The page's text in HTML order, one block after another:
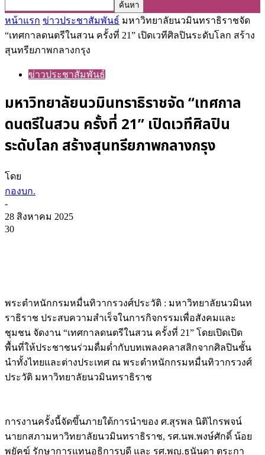
หน้าแรก ข่าวประชาสัมพันธ์ มหาวิทยาลัยนวมินทราธิราชจัด
“เทศกาลดนตรีในสวน ครั้งที่ 21” เปิดเวทีศิลปินระดับโลก สร้าง
สุนทรียภาพกลางกรุง
ข่าวประชาสัมพันธ์
มหาวิทยาลัยนวมินทราธิราชจัด “เทศกาล
ดนตรีในสวน ครั้งที่ 21” เปิดเวทีศิลปิน
ระดับโลก สร้างสุนทรียภาพกลางกรุง
โดย
กองบก.
-
28 สิงหาคม 2025
30
พระตำหนักกรมหมื่นทิวากรวงศ์ประวัติ : มหาวิทยาลัยนวมินท
ราธิราช ประสบความสำเร็จในการกิจกรรมเพื่อสังคมและ
ชุมชน จัดงาน “เทศกาลดนตรีในสวน ครั้งที่ 21” โดยเปิดเปิด
พื้นที่ให้ประชาชนร่วมดื่มด่ำกับบทเพลงคลาสสิกจากศิลปินชั้น
นำทั้งไทยและต่างประเทศ ณ พระตำหนักกรมหมื่นทิวากรวงศ์
ประวัติ มหาวิทยาลัยนวมินทราธิราช
การงานครั้งนี้จัดขึ้นภายใต้การนำของ ศ.สุรพล นิติไกรพจน์
นายกสภามหาวิทยาลัยนวมินทราธิราช, รศ.นพ.พงษ์ศักดิ์ น้อย
พยัคฆ์ รักษาการแทนอธิการบดี และ รศ.พญ.ธนันดา ตระกา